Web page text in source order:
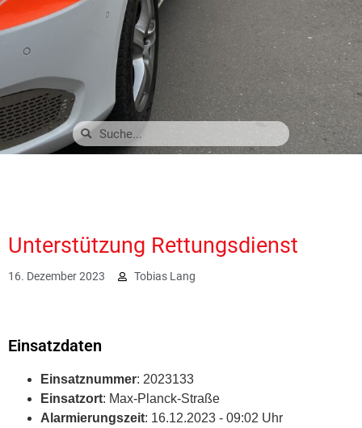
Unterstützung Rettungsdienst
16. Dezember 2023 Tobias Lang
Einsatzdaten
Einsatznummer: 2023133
Einsatzort: Max-Planck-Straße
Alarmierungszeit: 16.12.2023 - 09:02 Uhr